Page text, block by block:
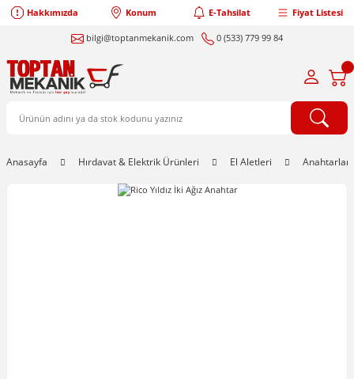
Hakkımızda Konum E-Tahsilat Fiyat Listesi
bilgi@toptanmekanik.com 0 (533) 779 99 84
Anasayfa Hırdavat & Elektrik Ürünleri El Aletleri Anahtarlar